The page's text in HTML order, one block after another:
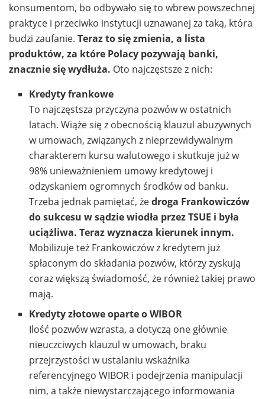
konsumentom, bo odbywało się to wbrew powszechnej
praktyce i przeciwko instytucji uznawanej za taką, która
budzi zaufanie. Teraz to się zmienia, a lista
produktów, za które Polacy pozywają banki,
znacznie się wydłuża. Oto najczęstsze z nich:
Kredyty frankowe
To najczęstsza przyczyna pozwów w ostatnich
latach. Wiąże się z obecnością klauzul abuzywnych
w umowach, związanych z nieprzewidywalnym
charakterem kursu walutowego i skutkuje już w
98% unieważnieniem umowy kredytowej i
odzyskaniem ogromnych środków od banku.
Trzeba jednak pamiętać, żedroga Frankowiczów
do sukcesu w sądzie wiodła przez TSUE i była
uciążliwa. Teraz wyznacza kierunek innym.
Mobilizuje też Frankowiczów z kredytem już
spłaconym do składania pozwów, którzy zyskują
coraz większą świadomość, że również takiej prawo
mają.
Kredyty złotowe oparte o WIBOR
Ilość pozwów wzrasta, a dotyczą one głównie
nieuczciwych klauzul w umowach, braku
przejrzystości w ustalaniu wskaźnika
referencyjnego WIBOR i podejrzenia manipulacji
nim, a także niewystarczającego informowania